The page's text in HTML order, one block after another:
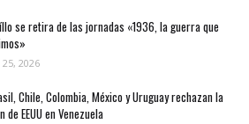
se retira de las jornadas «1936, la guerra que
2026
Chile, Colombia, México y Uruguay rechazan la
EEUU en Venezuela